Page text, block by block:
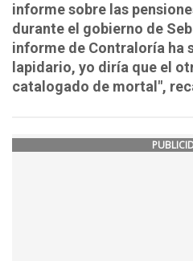
informe sobre las
durante el gobierno de
informe de Contraloría ha
lapidario, yo diría que el
catalogado de mortal",